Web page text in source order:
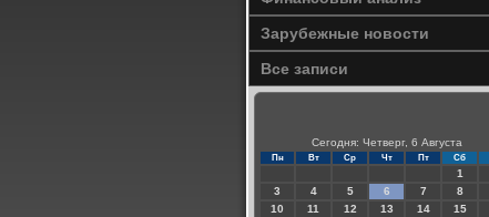
Зарубежные новости
Все записи
Сегодня: Четверг, 6 Августа
Пн Вт Ср Чт Пт Сб
1
3
4 5 6 7 8
10
11 12 13 14 15